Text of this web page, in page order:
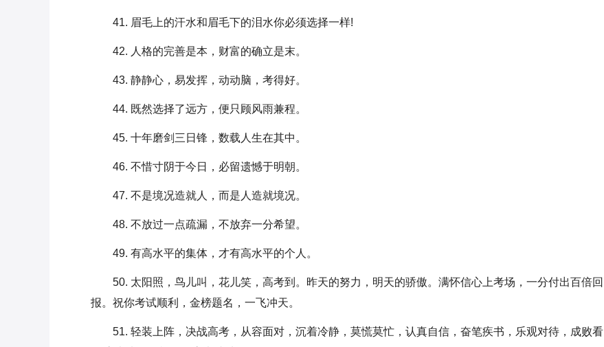
41. 眉毛上的汗水和眉毛下的泪水你必须选择一样!
42. 人格的完善是本，财富的确立是末。
43. 静静心，易发挥，动动脑，考得好。
44. 既然选择了远方，便只顾风雨兼程。
45. 十年磨剑三日锋，数载人生在其中。
46. 不惜寸阴于今日，必留遗憾于明朝。
47. 不是境况造就人，而是人造就境况。
48. 不放过一点疏漏，不放弃一分希望。
49. 有高水平的集体，才有高水平的个人。
50. 太阳照，鸟儿叫，花儿笑，高考到。昨天的努力，明天的骄傲。满怀信心上考场，一分付出百倍回
报。祝你考试顺利，金榜题名，一飞冲天。
51. 轻装上阵，决战高考，从容面对，沉着冷静，莫慌莫忙，认真自信，奋笔疾书，乐观对待，成败看